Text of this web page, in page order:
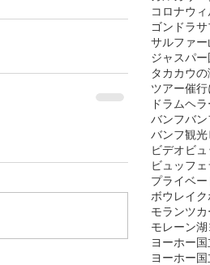
コロナウィ
ゴンドラサ
サルファ
ジャスパ
タカカウの
ツアー催
ドラムヘラ
バンフバ
バンフ観光
ビデオビ
ビュッフ
プライベ
ボウレイク
モランツ
モレーン湖
ヨーホー
ヨーホー